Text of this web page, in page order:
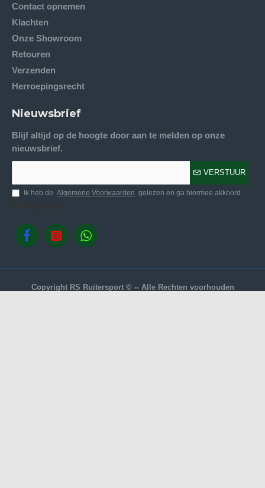
Contact opnemen
Klachten
Onze Showroom
Retouren
Verzenden
Herroepingsrecht
Nieuwsbrief
Blijf altijd op de hoogte door aan te melden op onze
nieuwsbrief.
VERSTUUR
Ik heb de Algemene Voorwaarden gelezen en ga hiermee akkoord
Copyright RS Ruitersport © -- Alle Rechten voorhouden